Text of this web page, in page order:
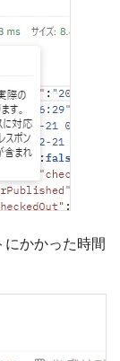
かかった時間